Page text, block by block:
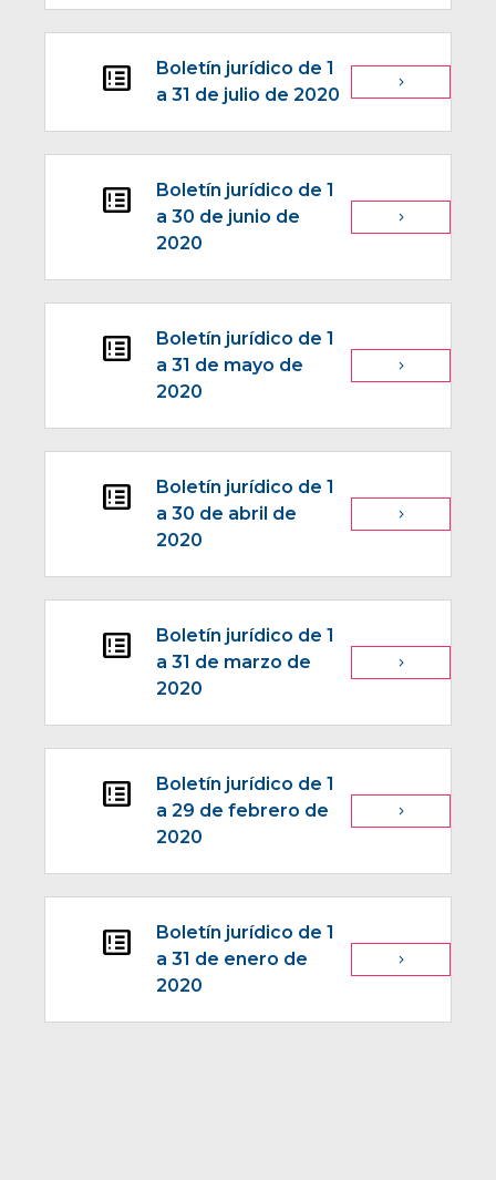
breaking_news
Boletín jurídico de 1
a 31 de julio de 2020
navigate_next
breaking_news
Boletín jurídico de 1
a 30 de junio de
2020
navigate_next
breaking_news
Boletín jurídico de 1
a 31 de mayo de
2020
navigate_next
breaking_news
Boletín jurídico de 1
a 30 de abril de
2020
navigate_next
breaking_news
Boletín jurídico de 1
a 31 de marzo de
2020
navigate_next
breaking_news
Boletín jurídico de 1
a 29 de febrero de
2020
navigate_next
breaking_news
Boletín jurídico de 1
a 31 de enero de
2020
navigate_next